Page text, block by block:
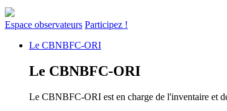
Espace observateurs Participez !
Le CBNBFC-ORI
Le CBNBFC-ORI
Le CBNBFC-ORI est en charge de l'inventaire et